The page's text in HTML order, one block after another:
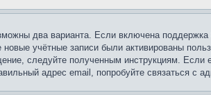
два варианта. Если включена
учётные записи были активированы
следуйте полученным инструкциям.
адрес email, попробуйте связаться с